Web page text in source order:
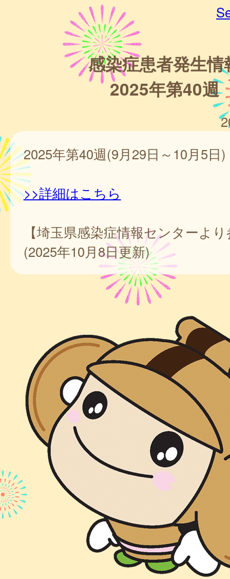
感染症患者発生情
2025年第40週
2025年第40週(9月29日～10月5日)
>>詳細はこちら
【埼玉県感染症情報センターよ
(2025年10月8日更新)